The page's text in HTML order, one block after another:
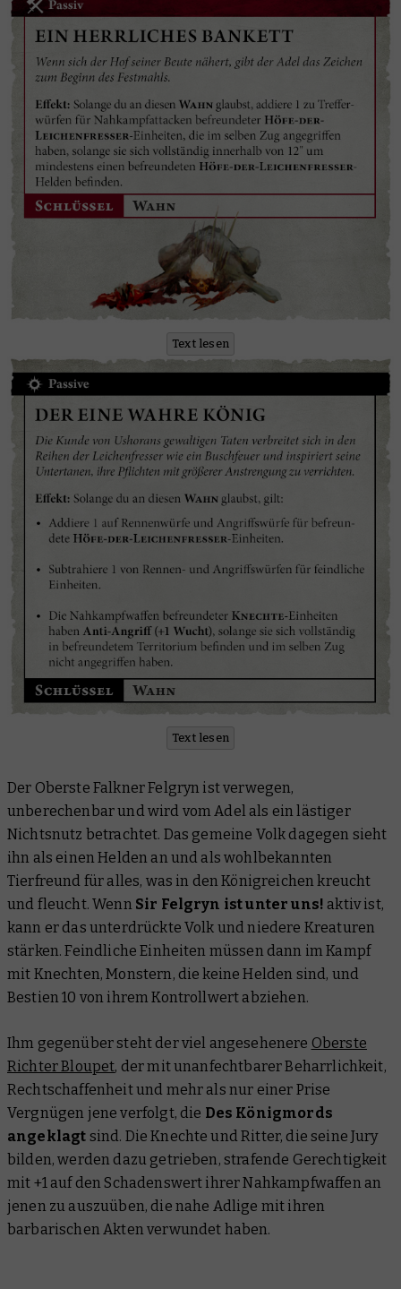
Text lesen
Text lesen
Der Oberste Falkner Felgryn ist verwegen,
unberechenbar und wird vom Adel als ein lästiger
Nichtsnutz betrachtet. Das gemeine Volk dagegen sieht
ihn als einen Helden an und als wohlbekannten
Tierfreund für alles, was in den Königreichen kreucht
und fleucht. Wenn Sir Felgryn ist unter uns! aktiv ist,
kann er das unterdrückte Volk und niedere Kreaturen
stärken. Feindliche Einheiten müssen dann im Kampf
mit Knechten, Monstern, die keine Helden sind, und
Bestien 10 von ihrem Kontrollwert abziehen.
Ihm gegenüber steht der viel angesehenere Oberste
Richter Bloupet, der mit unanfechtbarer Beharrlichkeit,
Rechtschaffenheit und mehr als nur einer Prise
Vergnügen jene verfolgt, die Des Königmords
angeklagt sind. Die Knechte und Ritter, die seine Jury
bilden, werden dazu getrieben, strafende Gerechtigkeit
mit +1 auf den Schadenswert ihrer Nahkampfwaffen an
jenen zu auszuüben, die nahe Adlige mit ihren
barbarischen Akten verwundet haben.